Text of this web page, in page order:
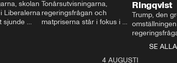
skolan
Liberalerna
sjunde
Tonårsutvisningarna,
regeringsfrågan och
matpriserna står i fokus i
Ringqvist
Trump, den
centrum i
avsnittet av
Makten”. Se
SE ALLA
4 AUGUSTI